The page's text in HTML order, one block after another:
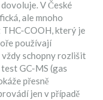
V České
ale mnoho
COOH, který je
používají
vždy schopny rozlišit
GC-MS (gas
přesně
jen v případě